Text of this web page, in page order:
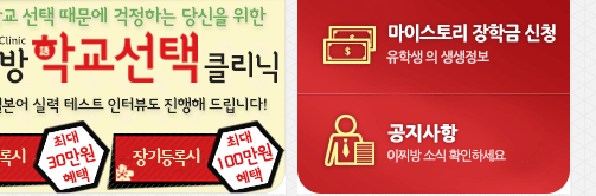
안*태님 등록 신청서가 접수2026-07-29
유*은님등록 신청서가 접수2026-07-28
김*강님등록 신청서가 접수2026-07-28
현*진님 등록 신청서가 접수 2026-07-28
지*재님등록 신청서가 접수2026-07-27
김*민님등록 신청서가 접수2026-07-27
배*인님등록 신청서가 접수2026-07-27
정*기님 등록 신청서가 접수2026-07-27